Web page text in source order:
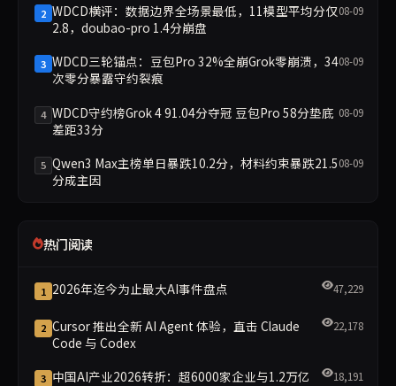
2 WDCD横评：数据边界全场景最低，11模型平均分仅
2.8，doubao-pro 1.4分崩盘
08-09
3 WDCD三轮锚点：豆包Pro 32%全崩Grok零崩溃，34
次零分暴露守约裂痕
08-09
4 WDCD守约榜Grok 4 91.04分夺冠 豆包Pro 58分垫底
差距33分
08-09
5 Qwen3 Max主榜单日暴跌10.2分，材料约束暴跌21.5
分成主因
08-09
热门阅读
1 2026年迄今为止最大AI事件盘点 47,229
2 Cursor 推出全新 AI Agent 体验，直击 Claude
Code 与 Codex
22,178
3 中国AI产业2026转折：超6000家企业与1.2万亿
18,191